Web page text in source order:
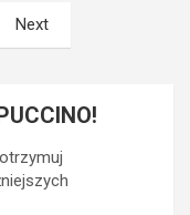
Next